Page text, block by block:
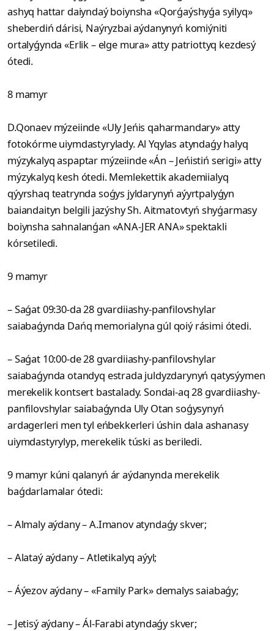
ashyq hattar daiyndaý boiynsha «Qorǵaýshyǵa syilyq»
sheberdiń dárisi, Naýryzbai aýdanynyń komiýniti
ortalyǵynda «Erlik – elge mura» atty patriottyq kezdesý
ótedi.
8 mamyr
D.Qonaev mýzeiinde «Uly Jeńis qaharmandary» atty
fotokórme uiymdastyrylady. Al Yqylas atyndaǵy halyq
mýzykalyq aspaptar mýzeiinde «Án – Jeńistiń serigi» atty
mýzykalyq kesh ótedi. Memlekettik akademiialyq
qýyrshaq teatrynda soǵys jyldarynyń aýyrtpalyǵyn
baiandaityn belgili jazýshy Sh. Aitmatovtyń shyǵarmasy
boiynsha sahnalanǵan «ANA-JER ANA» spektakli
kórsetiledi.
9 mamyr
– Saǵat 09:30-da 28 gvardiiashy-panfilovshylar
saiabaǵynda Dańq memorialyna gúl qoiý rásimi ótedi.
– Saǵat 10:00-de 28 gvardiiashy-panfilovshylar
saiabaǵynda otandyq estrada juldyzdarynyń qatysýymen
merekelik kontsert bastalady. Sondai-aq 28 gvardiiashy-
panfilovshylar saiabaǵynda Uly Otan soǵysynyń
ardagerleri men tyl eńbekkerleri úshin dala ashanasy
uiymdastyrylyp, merekelik túski as beriledi.
9 mamyr kúni qalanyń ár aýdanynda merekelik
baǵdarlamalar ótedi:
– Almaly aýdany – A.Imanov atyndaǵy skver;
– Alataý aýdany – Atletikalyq aýyl;
– Áýezov aýdany – «Family Park» demalys saiabaǵy;
– Jetisý aýdany – Ál-Farabi atyndaǵy skver;